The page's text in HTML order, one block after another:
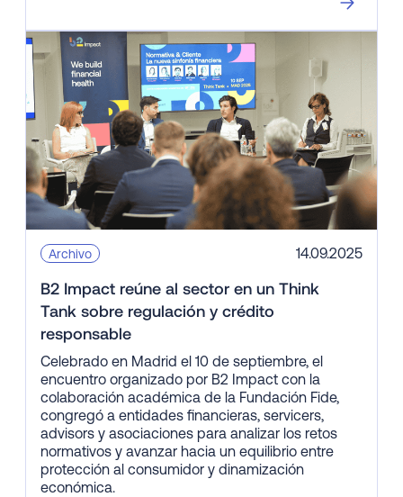
Archivo 14.09.2025
B2 Impact reúne al sector en un Think
Tank sobre regulación y crédito
responsable
Celebrado en Madrid el 10 de septiembre, el
encuentro organizado por B2 Impact con la
colaboración académica de la Fundación Fide,
congregó a entidades financieras, servicers,
advisors y asociaciones para analizar los retos
normativos y avanzar hacia un equilibrio entre
protección al consumidor y dinamización
económica.